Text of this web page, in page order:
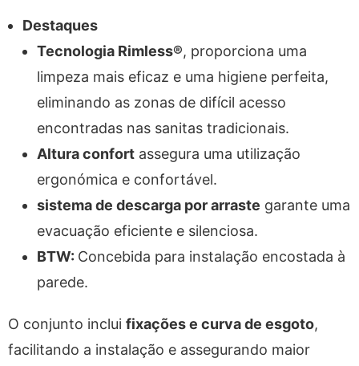
Destaques
Tecnologia Rimless®, proporciona uma
limpeza mais eficaz e uma higiene perfeita,
eliminando as zonas de difícil acesso
encontradas nas sanitas tradicionais.
Altura confort assegura uma utilização
ergonómica e confortável.
sistema de descarga por arraste garante uma
evacuação eficiente e silenciosa.
BTW: Concebida para instalação encostada à
parede.
O conjunto inclui fixações e curva de esgoto,
facilitando a instalação e assegurando maior